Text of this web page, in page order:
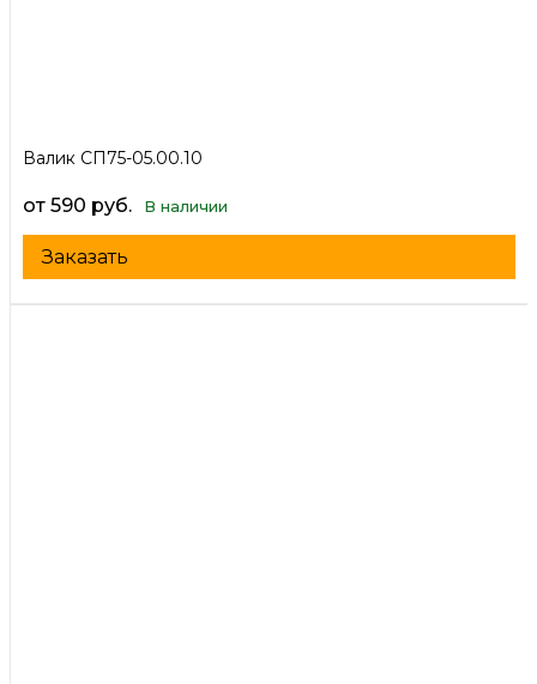
Валик СП75-05.00.10
от 590 руб. В наличии
Заказать